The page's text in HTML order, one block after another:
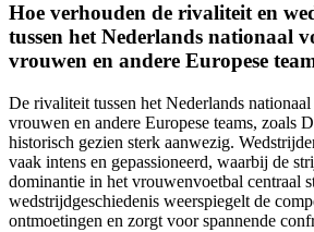
Hoe verhouden de rivaliteit en
tussen het Nederlands nationaal
vrouwen en andere Europese
De rivaliteit tussen het Nederlands
vrouwen en andere Europese teams, zoals
historisch gezien sterk aanwezig.
vaak intens en gepassioneerd, waarbij de
dominantie in het vrouwenvoetbal centraal
wedstrijdgeschiedenis weerspiegelt de
ontmoetingen en zorgt voor spannende